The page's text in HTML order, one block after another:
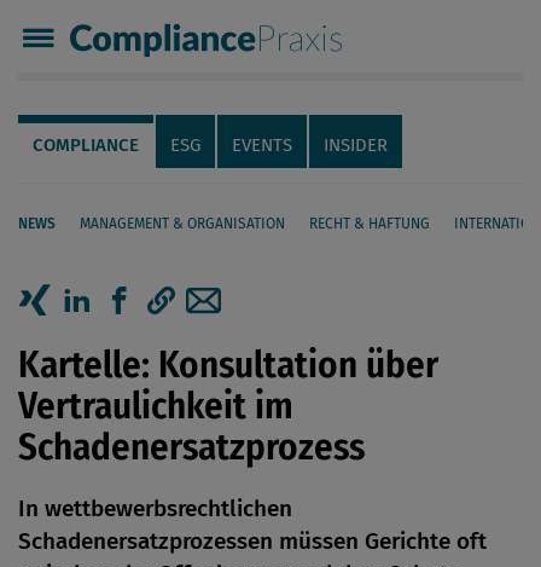
Compliance Praxis
Servicenavigation
Navigation
COMPLIANCE ESG EVENTS INSIDER
NEWS MANAGEMENT & ORGANISATION RECHT & HAFTUNG
Seiteninhalt
Artikel auf Xing teilen
Artikel auf linkedIn teilen
Artikel auf Facebook teilen
Artikellink kopieren
Artikel per Mail teilen
Kartelle: Konsultation über
Vertraulichkeit im
Schadenersatzprozess
In wettbewerbsrechtlichen
Schadenersatzprozessen müssen Gerichte oft